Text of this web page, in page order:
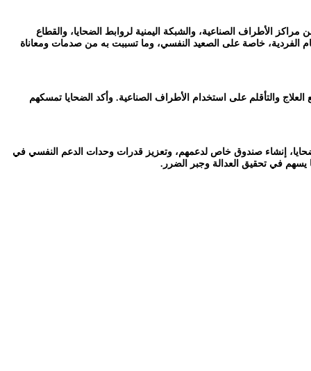
خبراء من مراكز الأطراف الصناعية، والشبكة اليمنية لروابط الضحايا، والقطاع
الفردية، خاصة على الصعيد النفسي، وما تسببت به من صدمات ومعاناة
والتأقلم على استخدام الأطراف الصناعية. وأكد الضحايا تمسكهم
إنشاء صندوق خاص لدعمهم، وتعزيز قدرات وحدات الدعم النفسي في
يسهم في تحقيق العدالة وجبر الضرر.